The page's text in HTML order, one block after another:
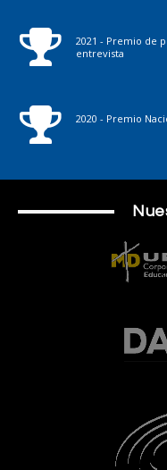
2021 - Premio de
entrevista
2020 - Premio